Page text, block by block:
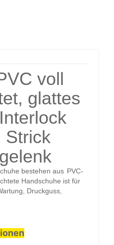
voll
glattes
Strick
bestehen aus PVC-
Handschuhe ist für
Druckguss,